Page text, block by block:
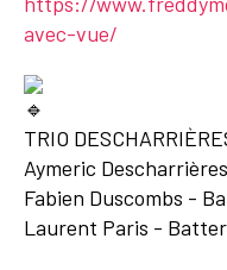
avec-vue/
TRIO
Aymeric
Fabien Duscombs -
Laurent Paris -